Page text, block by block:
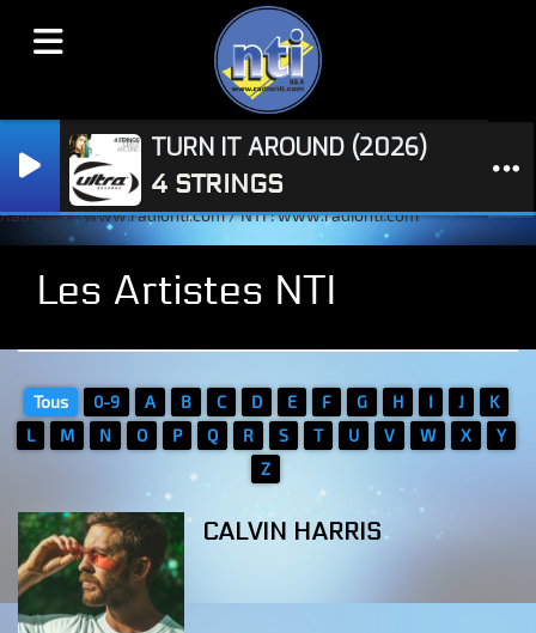
Radio NTI : www.radionti.com / NTI : www.radionti.com
TURN IT AROUND (2026)
4 STRINGS
Les Artistes NTI
Tous 0-9 A B C D E F G H I J
K
L
M N O P Q R S T U V W X
Y
Z
CALVIN HARRIS